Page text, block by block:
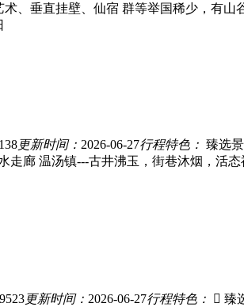
、垂直挂壁、仙宿 群等举国稀少，有
更新时间： 2026-06-27行程特色： 臻选
廊 温汤镇---古井沸玉，街巷沐烟，活
9523更新时间： 2026-06-27行程特色：
 臻